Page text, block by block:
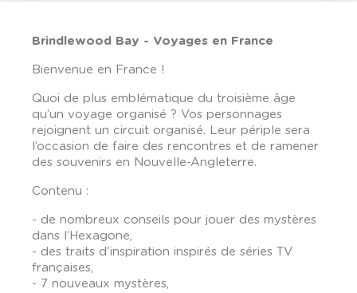
Brindlewood Bay - Voyages en France
Bienvenue en France !
Quoi de plus emblématique du troisième âge
qu’un voyage organisé ? Vos personnages
rejoignent un circuit organisé. Leur périple sera
l’occasion de faire des rencontres et de ramener
des souvenirs en Nouvelle-Angleterre.
Contenu :
- de nombreux conseils pour jouer des mystères
dans l’Hexagone,
- des traits d'inspiration inspirés de séries TV
françaises,
- 7 nouveaux mystères,